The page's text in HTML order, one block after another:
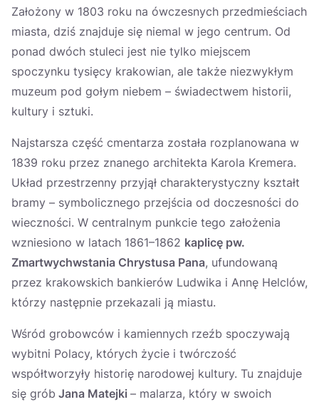
Założony w 1803 roku na ówczesnych przedmieściach
miasta, dziś znajduje się niemal w jego centrum. Od
ponad dwóch stuleci jest nie tylko miejscem
spoczynku tysięcy krakowian, ale także niezwykłym
muzeum pod gołym niebem – świadectwem historii,
kultury i sztuki.
Najstarsza część cmentarza została rozplanowana w
1839 roku przez znanego architekta Karola Kremera.
Układ przestrzenny przyjął charakterystyczny kształt
bramy – symbolicznego przejścia od doczesności do
wieczności. W centralnym punkcie tego założenia
wzniesiono w latach 1861–1862 kaplicę pw.
Zmartwychwstania Chrystusa Pana, ufundowaną
przez krakowskich bankierów Ludwika i Annę Helclów,
którzy następnie przekazali ją miastu.
Wśród grobowców i kamiennych rzeźb spoczywają
wybitni Polacy, których życie i twórczość
współtworzyły historię narodowej kultury. Tu znajduje
się grób Jana Matejki – malarza, który w swoich